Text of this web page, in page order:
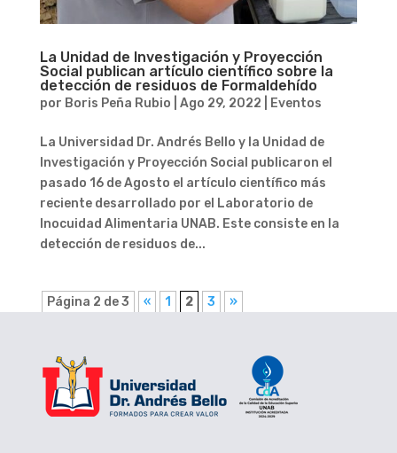
La Unidad de Investigación y Proyección
Social publican artículo científico sobre la
detección de residuos de Formaldehído
por Boris Peña Rubio Ago 29, 2022 Eventos
La Universidad Dr. Andrés Bello y la Unidad de
Investigación y Proyección Social publicaron el
pasado 16 de Agosto el artículo científico más
reciente desarrollado por el Laboratorio de
Inocuidad Alimentaria UNAB. Este consiste en la
detección de residuos de...
Página 2 de 3 « 1 2 3 »